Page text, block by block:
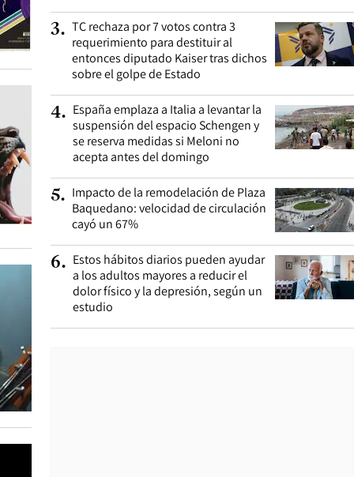
3. TC rechaza por 7 votos contra 3
requerimiento para destituir al
entonces diputado Kaiser tras dichos
sobre el golpe de Estado
4. España emplaza a Italia a levantar la
suspensión del espacio Schengen y
se reserva medidas si Meloni no
acepta antes del domingo
5. Impacto de la remodelación de Plaza
Baquedano: velocidad de circulación
cayó un 67%
6. Estos hábitos diarios pueden ayudar
a los adultos mayores a reducir el
dolor físico y la depresión, según un
estudio